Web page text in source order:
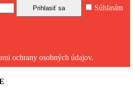
Súhlasím
ochrany osobných údajov.